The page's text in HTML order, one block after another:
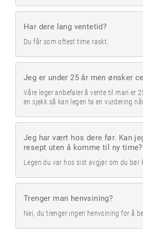
Har dere lang ventetid?
Du får som oftest time raskt.
Jeg er under 25 år men ønsker
Våre leger anbefaler å vente til man er
en sjekk så kan legen ta en vurdering
Jeg har vært hos dere før. Kan
resept uten å komme til ny time?
Legen du var hos sist avgjør om du bør
Trenger man henvsining?
Nei, du trenger ingen henvsining for å